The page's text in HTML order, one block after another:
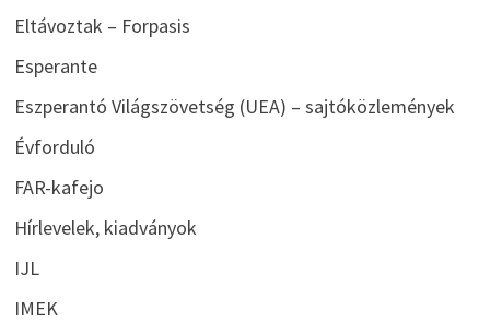
Eltávoztak – Forpasis
Esperante
Eszperantó Világszövetség (UEA) – sajtóközlemények
Évforduló
FAR-kafejo
Hírlevelek, kiadványok
IJL
IMEK